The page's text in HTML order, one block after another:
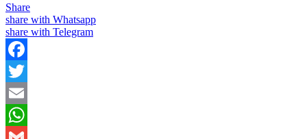
Share
share with Whatsapp
share with Telegram
Facebook
Twitter
Email
WhatsApp